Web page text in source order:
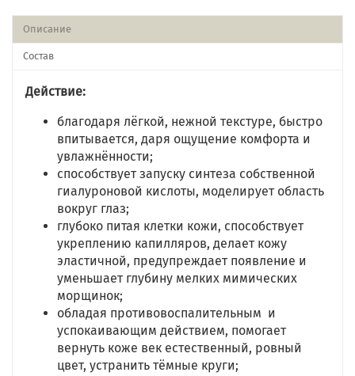
Описание
Состав
Действие:
благодаря лёгкой, нежной текстуре, быстро
впитывается, даря ощущение комфорта и
увлажнённости;
способствует запуску синтеза собственной
гиалуроновой кислоты, моделирует область
вокруг глаз;
глубоко питая клетки кожи, способствует
укреплению капилляров, делает кожу
эластичной, предупреждает появление и
уменьшает глубину мелких мимических
морщинок;
обладая противовоспалительным и
успокаивающим действием, помогает
вернуть коже век естественный, ровный
цвет, устранить тёмные круги;